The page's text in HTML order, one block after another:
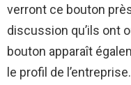
verront ce bouton
discussion qu’ils ont
bouton apparaît
le profil de